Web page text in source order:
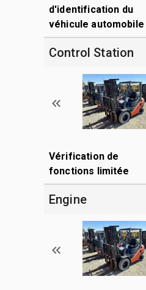
d'identification du
véhicule automobile
Control Station
Vérification de
fonctions limitée
Engine